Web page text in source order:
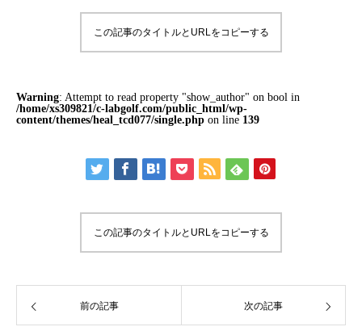
この記事のタイトルとURLをコピーする
Warning: Attempt to read property "show_author" on bool in
/home/xs309821/c-labgolf.com/public_html/wp-
content/themes/heal_tcd077/single.php on line 139
この記事のタイトルとURLをコピーする
前の記事 次の記事